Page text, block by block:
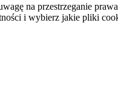
na przestrzeganie
i wybierz jakie pliki